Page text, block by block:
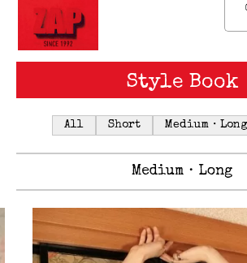
Style Book
All Short Medium・Long
Medium・Long